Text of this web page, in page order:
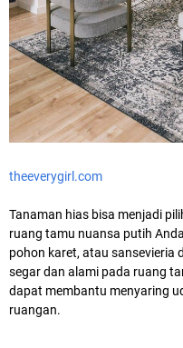
theeverygirl.com
Tanaman hias bisa menjadi
ruang tamu nuansa putih
pohon karet, atau sansevieria
segar dan alami pada ruang
dapat membantu menyaring
ruangan.